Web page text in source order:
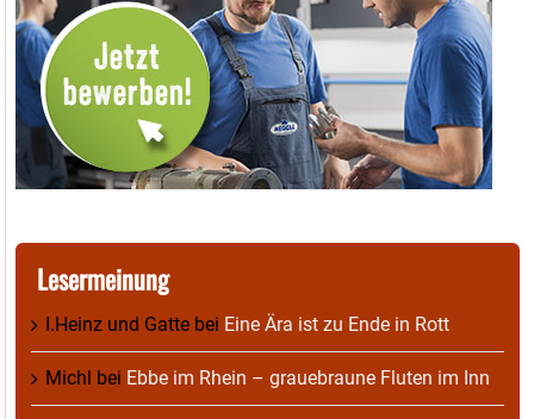
Lesermeinung
I.Heinz und Gatte bei Eine Ära ist zu Ende in Rott
Michl bei Ebbe im Rhein – grauebraune Fluten im Inn